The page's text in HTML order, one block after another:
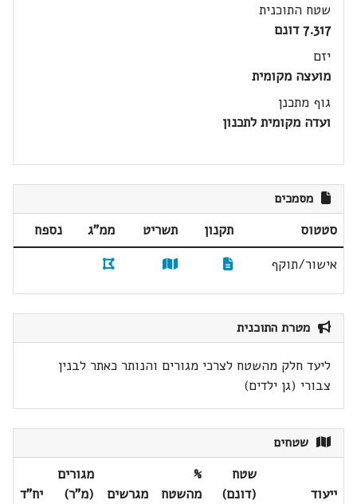
שטח התוכנית
7.317 דונם
יזם
מועצה מקומית
גוף מתכנן
ועדה מקומית לתכנון
מסמכים
סטטוס תקנון תשריט ממ"ג
נספח
אישור/תוקף
מטרת התוכנית
ליעד חלק מהשטח לצרכי מגורים והנותר כאתר לבנין
צבורי (גן ילדים)
שטחים
ייעוד
שטח
(דונם)
%
מהשטח
מגרשים
מגורים
(מ"ר)
יח"ד